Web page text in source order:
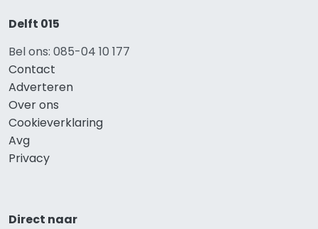
Delft 015
Bel ons: 085-04 10 177
Contact
Adverteren
Over ons
Cookieverklaring
Avg
Privacy
Direct naar